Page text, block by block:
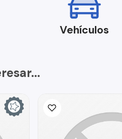
Vehículos